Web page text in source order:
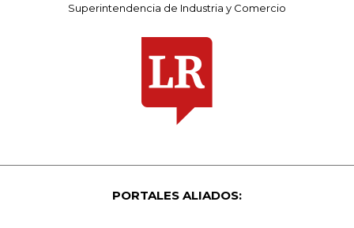
Superintendencia de Industria y Comercio
PORTALES ALIADOS: